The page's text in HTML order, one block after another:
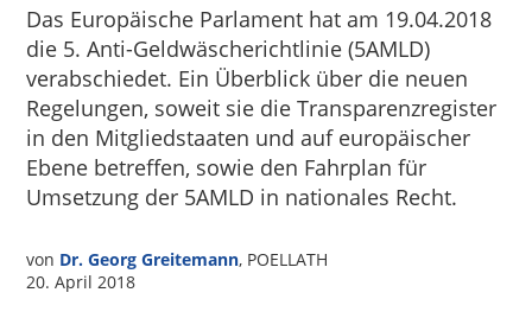
Funds
I
I
Tax
Das Europäische Parlament hat am 19.04.2018
die 5. Anti-Geldwäscherichtlinie (5AMLD)
verabschiedet. Ein Überblick über die neuen
Regelungen, soweit sie die Transparenzregister
in den Mitgliedstaaten und auf europäischer
Ebene betreffen, sowie den Fahrplan für
Umsetzung der 5AMLD in nationales Recht.
von Dr. Georg Greitemann, POELLATH
20. April 2018